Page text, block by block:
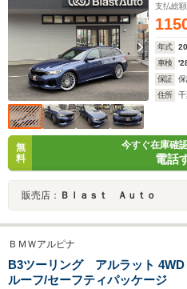
支払総額
年式
車検
保証
住所
無
料
今すぐ在庫確
電話
販売店： Ｂｌａｓｔ Ａｕｔｏ
ＢＭＷアルピナ
B3ツーリング アルラット
ルーフ/セーフティパッケージ